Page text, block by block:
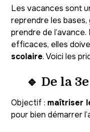
Les vacances sont
reprendre les
prendre de
efficaces, elles
scolaire. Voici les
🔹 De la
Objectif : maîtriser
pour bien démarrer